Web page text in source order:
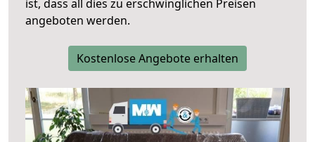
ist, dass all dies zu erschwinglichen Preisen
angeboten werden.
Kostenlose Angebote erhalten